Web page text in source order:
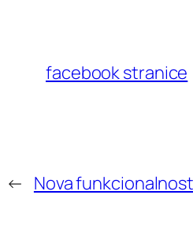
facebook stranice
← Nova